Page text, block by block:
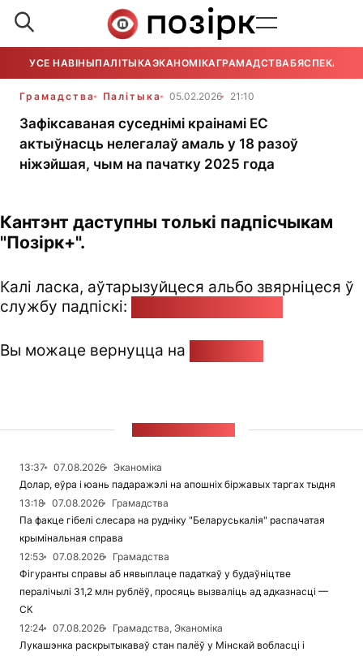
УСЕ НАВІНЫПАЛІТЫКАЭКАНОМІКАГРАМАДСТВАБЯСПЕКА
Грамадства Палітыка 05.02.2026 21:10
Зафіксаваная суседнімі краінамі ЕС
актыўнасць нелегалаў амаль у 18 разоў
ніжэйшая, чым на пачатку 2025 года
Кантэнт даступны толькі падпісчыкам
"Позірк+".
Калі ласка, аўтарызуйцеся альбо звярніцеся ў
службу падпіскі:
Вы можаце вернуцца на
13:37 07.08.2026
Эканоміка
Долар, еўра і юань падаражэлі на апошніх біржавых таргах тыдня
13:18
07.08.2026
Грамадства
Па факце гібелі слесара на рудніку "Беларуськалія" распачатая
крымінальная справа
12:53
07.08.2026
Грамадства
Фігуранты справы аб нявыплаце падаткаў у будаўніцтве
пералічылі 31,2 млн рублёў, просяць вызваліць ад адказнасці —
СК
12:24
07.08.2026
Грамадства, Эканоміка
Лукашэнка раскрытыкаваў стан палёў у Мінскай вобласці і